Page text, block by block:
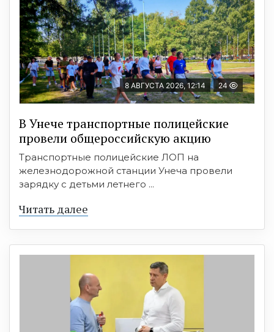
8 АВГУСТА 2026, 12:14 24
В Унече транспортные полицейские
провели общероссийскую акцию
Транспортные полицейские ЛОП на
железнодорожной станции Унеча провели
зарядку с детьми летнего ...
Читать далее